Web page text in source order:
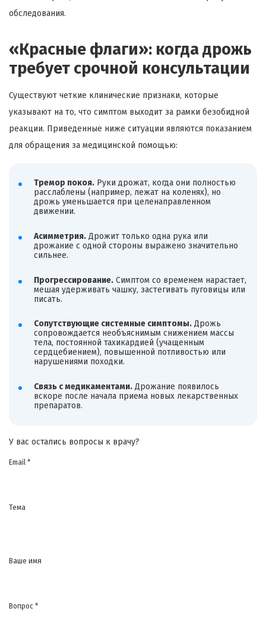
обследования.
«Красные флаги»: когда дрожь
требует срочной консультации
Существуют четкие клинические признаки, которые
указывают на то, что симптом выходит за рамки безобидной
реакции. Приведенные ниже ситуации являются показанием
для обращения за медицинской помощью:
Тремор покоя.Руки дрожат, когда они полностью
расслаблены (например, лежат на коленях), но
дрожь уменьшается при целенаправленном
движении.
Асимметрия.Дрожит только одна рука или
дрожание с одной стороны выражено значительно
сильнее.
Прогрессирование.Симптом со временем нарастает,
мешая удерживать чашку, застегивать пуговицы или
писать.
Сопутствующие системные симптомы.Дрожь
сопровождается необъяснимым снижением массы
тела, постоянной тахикардией (учащенным
сердцебиением), повышенной потливостью или
нарушениями походки.
Связь с медикаментами.Дрожание появилось
вскоре после начала приема новых лекарственных
препаратов.
У вас остались вопросы к врачу?
Email *
Тема
Ваше имя
Вопрос *